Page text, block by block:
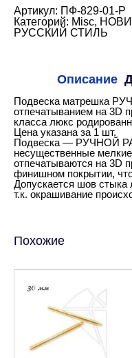
Артикул: ПФ-829-01-Р
Категорий: Misc,
РУССКИЙ СТИЛЬ
Описание
Подвеска матрешка
отпечатыванием на 3D
класса люкс
Цена указана за 1 шт.
Подвеска — РУЧНОЙ
несущественные
отпечатываются на 3D
финишном покрытии,
Допускается шов стыка
т.к. окрашивание
Похожие